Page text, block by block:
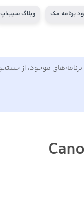
برنامه مک وبلاگ سیب‌اپ
برنامه‌های موجود، از